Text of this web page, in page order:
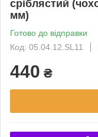
сріблястий
мм)
Готово до відправки
Код: 05.04.12.SL11
440 ₴